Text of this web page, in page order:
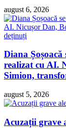
august 6, 2026
Diana Șoșoacă
realizat cu AI.
Simion,
august 5, 2026
Acuzații grave